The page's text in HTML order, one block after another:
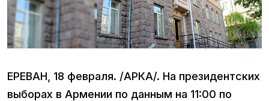
ЕРЕВАН, 18 февраля. /АРКА/. На президентских
выборах в Армении по данным на 11:00 по